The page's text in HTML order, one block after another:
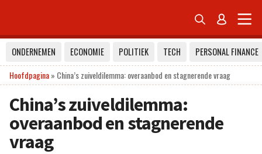
 
ONDERNEMEN ECONOMIE POLITIEK TECH
PERSONAL FINANCE
Hoofdpagina» China’s zuiveldilemma: overaanbod en stagnerende vraag
China’s zuiveldilemma:
overaanbod en stagnerende
vraag